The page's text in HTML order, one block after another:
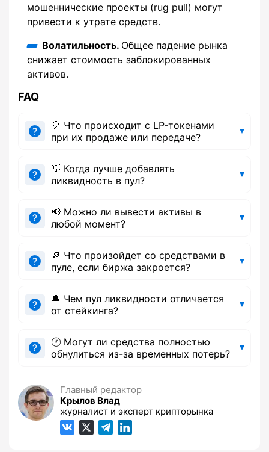
мошеннические проекты (rug pull) могут
привести к утрате средств.
Волатильность. Общее падение рынка
снижает стоимость заблокированных
активов.
FAQ
🎈 Что происходит с LP-токенами
при их продаже или передаче?
💡 Когда лучше добавлять
ликвидность в пул?
📢 Можно ли вывести активы в
любой момент?
🔎 Что произойдет со средствами в
пуле, если биржа закроется?
🔔 Чем пул ликвидности отличается
от стейкинга?
🕐 Могут ли средства полностью
обнулиться из-за временных потерь?
Главный редактор
Крылов Влад
журналист и эксперт крипторынка